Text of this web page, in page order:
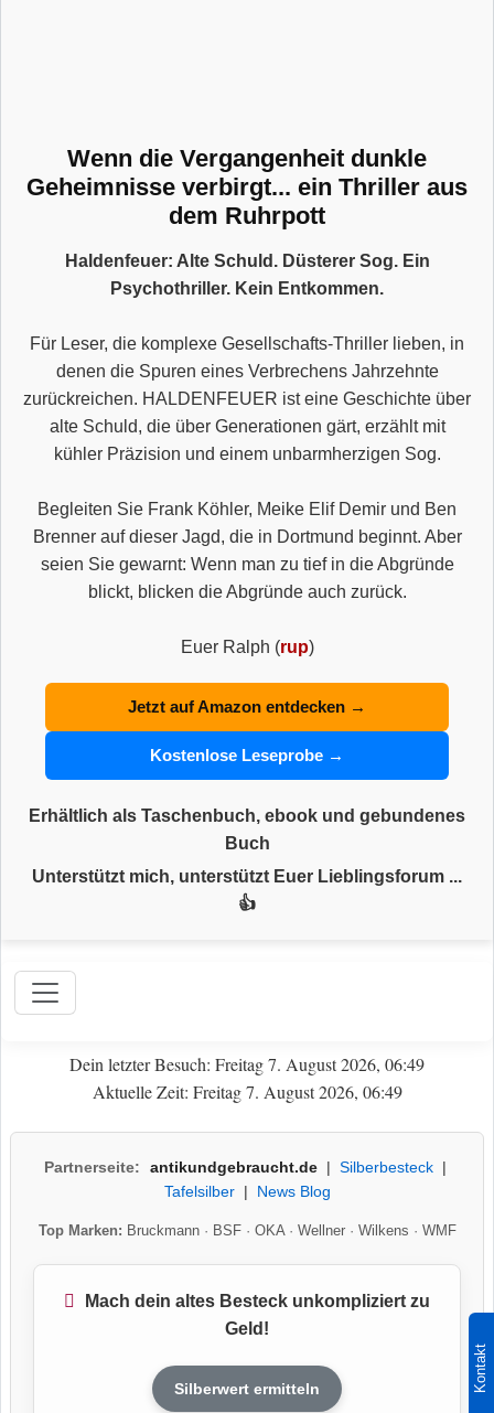
Kontakt
Wenn die Vergangenheit dunkle
Geheimnisse verbirgt... ein Thriller aus
dem Ruhrpott
Haldenfeuer: Alte Schuld. Düsterer Sog. Ein
Psychothriller. Kein Entkommen.
Für Leser, die komplexe Gesellschafts-Thriller lieben, in
denen die Spuren eines Verbrechens Jahrzehnte
zurückreichen. HALDENFEUER ist eine Geschichte über
alte Schuld, die über Generationen gärt, erzählt mit
kühler Präzision und einem unbarmherzigen Sog.
Begleiten Sie Frank Köhler, Meike Elif Demir und Ben
Brenner auf dieser Jagd, die in Dortmund beginnt. Aber
seien Sie gewarnt: Wenn man zu tief in die Abgründe
blickt, blicken die Abgründe auch zurück.
Euer Ralph (rup)
Jetzt auf Amazon entdecken →
Kostenlose Leseprobe →
Erhältlich als Taschenbuch, ebook und gebundenes
Buch
Unterstützt mich, unterstützt Euer Lieblingsforum ...
👍
Dein letzter Besuch: Freitag 7. August 2026, 06:49
Aktuelle Zeit: Freitag 7. August 2026, 06:49
Partnerseite: antikundgebraucht.de| Silberbesteck|
Tafelsilber| News Blog
Top Marken: Bruckmann· BSF· OKA· Wellner· Wilkens · WMF
Mach dein altes Besteck unkompliziert zu
Geld!
Silberwert ermitteln